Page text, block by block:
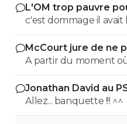
ne veut rien dire
L'OM trop pauvre
c'est officiel
c'est dommage il
l'OM
McCourt jure de ne
euro à l’OM
A partir du moment
commentaire de
tombe sur un
🤣🤣 PS: ce crétin prétend qu'un
commentaire avec
Jonathan David au
son accord
Allez... banquette !!! ^^